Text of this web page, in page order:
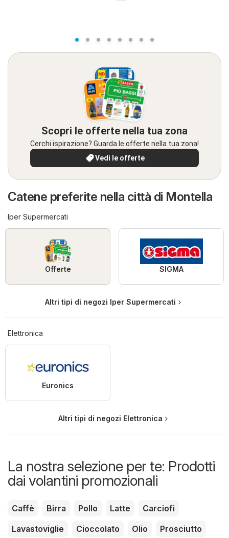
Scopri le offerte nella tua zona
Cerchi ispirazione? Guarda le offerte nella tua zona!
Vedi le offerte
Catene preferite nella città di Montella
Iper Supermercati
Offerte SIGMA
Altri tipi di negozi Iper Supermercati
Elettronica
Euronics
Altri tipi di negozi Elettronica
La nostra selezione per te: Prodotti
dai volantini promozionali
Caffè Birra Pollo Latte
Carciofi
Lavastoviglie
Cioccolato Olio
Prosciutto